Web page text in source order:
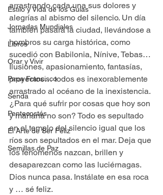
Estilo y Vida de los Guías
Jornadas Mundiales
Libros
Orar y Vivir
Papa Francisco
Senda
Pentecostés
El Arte de Ser Feliz
Semillas de Paz
arrastrando cada una sus dolores y
alegrías al abismo del silencio. Un día
también pasará la ciudad, llevándose a
hombros su carga histórica, como
sucedió con Babilonia, Nínive, Tebas…
Ilusiones, apasionamiento, fantasías,
proyectos… todos es inexorablemente
arrastrado al océano de la inexistencia.
¿Para qué sufrir por cosas que hoy son
y mañana no son? Todo es sepultado
en el templo del silencio igual que los
ríos son sepultados en el mar. Deja que
los fenómenos nazcan, brillen y
desaparezcan como las luciérnagas.
Dios nunca pasa. Instálate en esa roca
y … sé feliz.